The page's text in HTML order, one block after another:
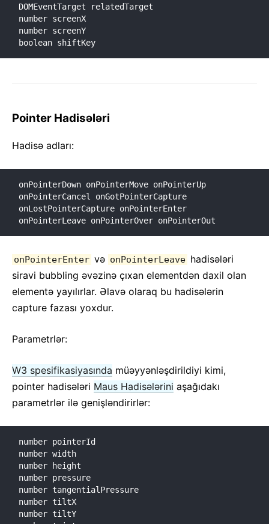
DOMEventTarget relatedTarget
number screenX
number screenY
boolean shiftKey
Pointer Hadisələri
Hadisə adları:
onPointerDown onPointerMove onPointerUp
onPointerCancel onGotPointerCapture
onLostPointerCapture onPointerEnter
onPointerLeave onPointerOver onPointerOut
onPointerEnter və onPointerLeave hadisələri
siravi bubbling əvəzinə çıxan elementdən daxil olan
elementə yayılırlar. Əlavə olaraq bu hadisələrin
capture fazası yoxdur.
Parametrlər:
W3 spesifikasiyasında müəyyənləşdirildiyi kimi,
pointer hadisələri Maus Hadisələrini aşağıdakı
parametrlər ilə genişləndirirlər:
number pointerId
number width
number height
number pressure
number tangentialPressure
number tiltX
number tiltY